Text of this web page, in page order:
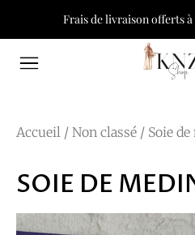
Frais de livraison offerts
Accueil / Non classé / Soie
SOIE DE